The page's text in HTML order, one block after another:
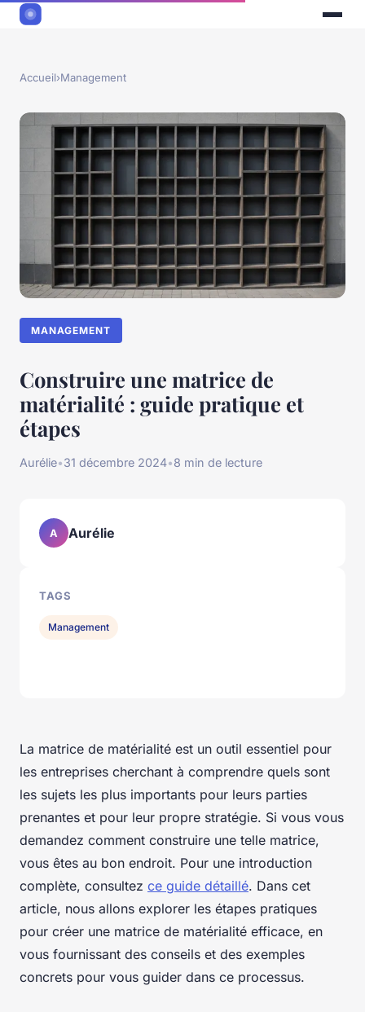
Accueil›Management
MANAGEMENT
Construire une matrice de
matérialité : guide pratique et
étapes
Aurélie•31 décembre 2024•8 min de lecture
La matrice de matérialité est un outil essentiel pour
les entreprises cherchant à comprendre quels sont
les sujets les plus importants pour leurs parties
prenantes et pour leur propre stratégie. Si vous vous
demandez comment construire une telle matrice,
vous êtes au bon endroit. Pour une introduction
complète, consultez ce guide détaillé. Dans cet
article, nous allons explorer les étapes pratiques
pour créer une matrice de matérialité efficace, en
vous fournissant des conseils et des exemples
concrets pour vous guider dans ce processus.
A Aurélie
TAGS
Management